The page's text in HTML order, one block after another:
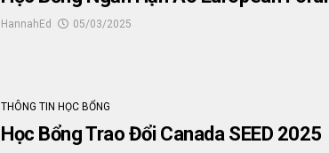
HannahEd 05/03/2025
THÔNG TIN HỌC BỔNG
Học Bổng Trao Đổi Canada SEED 2025